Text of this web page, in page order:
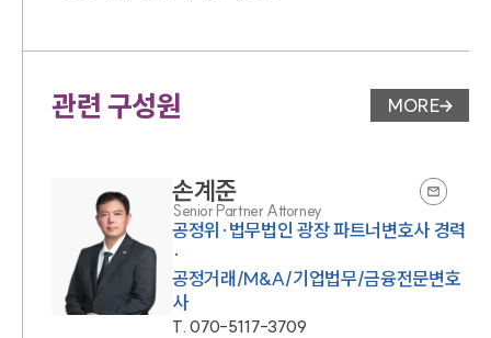
관련 구성원 변호사 페
MORE
손계준
Senior Partner Attorney
공정위·법무법인 광장 파트너변호사 경력
·
공정거래/M&A/기업법무/금융전문변호
사
T.070-5117-3709